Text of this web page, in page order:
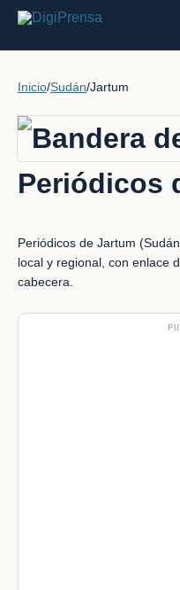
Inicio/Sudán/Jartum
Periódicos
Periódicos de Jartum
local y regional, con enlace
cabecera.